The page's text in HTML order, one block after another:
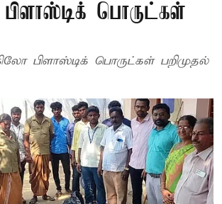
பொருட்கள்
பிளாஸ்டிக் பொருட்கள் பறிமுதல்